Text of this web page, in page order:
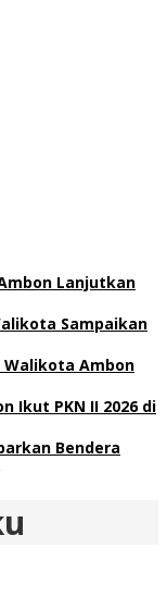
Lanjutkan
Sampaikan
Walikota Ambon
Ikut PKN II 2026 di
Bendera